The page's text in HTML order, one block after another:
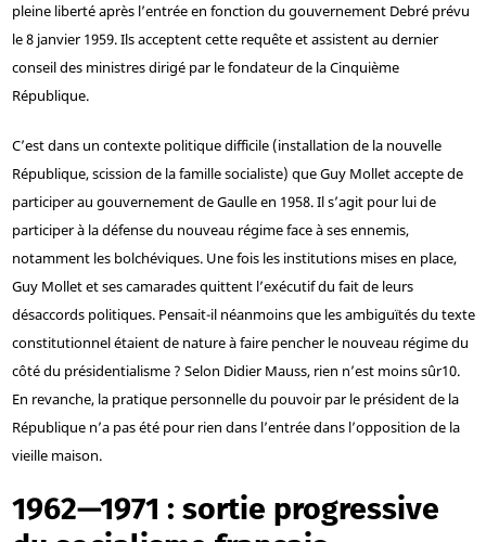
pleine liberté après l’entrée en fonction du gouvernement Debré prévu
le 8 janvier 1959. Ils acceptent cette requête et assistent au dernier
conseil des ministres dirigé par le fondateur de la Cinquième
République.
C’est dans un contexte politique difficile (installation de la nouvelle
République, scission de la famille socialiste) que Guy Mollet accepte de
participer au gouvernement de Gaulle en 1958. Il s’agit pour lui de
participer à la défense du nouveau régime face à ses ennemis,
notamment les bolchéviques. Une fois les institutions mises en place,
Guy Mollet et ses camarades quittent l’exécutif du fait de leurs
désaccords politiques. Pensait-il néanmoins que les ambiguïtés du texte
constitutionnel étaient de nature à faire pencher le nouveau régime du
côté du présidentialisme ? Selon Didier Mauss, rien n’est moins sûr10.
En revanche, la pratique personnelle du pouvoir par le président de la
République n’a pas été pour rien dans l’entrée dans l’opposition de la
vieille maison.
1962—1971 : sortie progressive